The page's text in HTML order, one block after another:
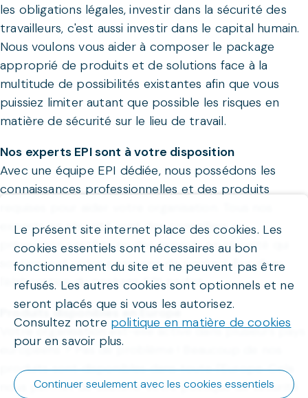
les obligations légales, investir dans la sécurité des
travailleurs, c'est aussi investir dans le capital humain.
Nous voulons vous aider à composer le package
approprié de produits et de solutions face à la
multitude de possibilités existantes afin que vous
puissiez limiter autant que possible les risques en
matière de sécurité sur le lieu de travail.
Nos experts EPI sont à votre disposition
Avec une équipe EPI dédiée, nous possédons les
connaissances professionnelles et des produits
experts en sécurité sont des conseillers en
prévention certifiés ou des experts en sécurité qui
soutiennent votre personne de contact fixe dans
l'élaboration du package EPI parfait.
Produits disponibles en Europe
Votre organisation est-elle active dans plusieurs pays
européens ? Pas de problème ! Beaucoup de nos
produits sont disponibles dans toute l'Europe. Cela
nous permet de soutenir votre politique de sécurité
Le présent site internet place des cookies. Les
cookies essentiels sont nécessaires au bon
fonctionnement du site et ne peuvent pas être
refusés. Les autres cookies sont optionnels et ne
seront placés que si vous les autorisez.
Consultez notre politique en matière de cookies
pour en savoir plus.
Continuer seulement avec les cookies essentiels